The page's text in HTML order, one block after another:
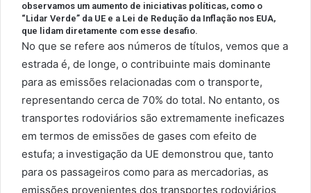
observamos um aumento de iniciativas políticas, como o
“Lidar Verde” da UE e a Lei de Redução da Inflação nos EUA,
que lidam diretamente com esse desafio.
No que se refere aos números de títulos, vemos que a
estrada é, de longe, o contribuinte mais dominante
para as emissões relacionadas com o transporte,
representando cerca de 70% do total. No entanto, os
transportes rodoviários são extremamente ineficazes
em termos de emissões de gases com efeito de
estufa; a investigação da UE demonstrou que, tanto
para os passageiros como para as mercadorias, as
emissões provenientes dos transportes rodoviários